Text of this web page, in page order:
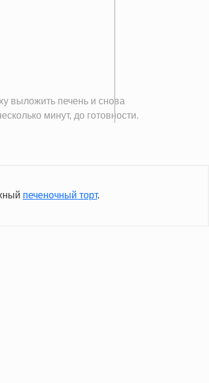
выложить печень и снова
минут, до готовности.
печеночный торт.